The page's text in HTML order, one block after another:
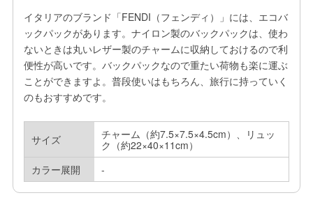
イタリアのブランド「FENDI（フェンディ）」には、エコバ
ックパックがあります。ナイロン製のバックパックは、使わ
ないときは丸いレザー製のチャームに収納しておけるので利
便性が高いです。バックパックなので重たい荷物も楽に運ぶ
ことができますよ。普段使いはもちろん、旅行に持っていく
のもおすすめです。
サイズ
チャーム（約7.5×7.5×4.5cm）、リュッ
ク（約22×40×11cm）
カラー展開
-